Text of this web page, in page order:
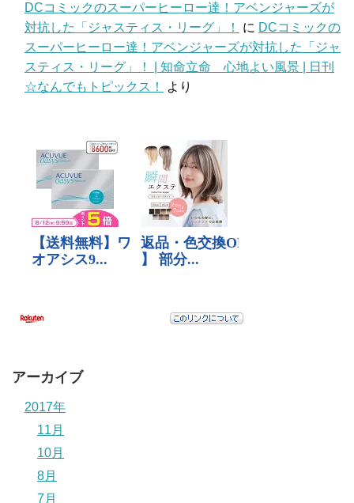
DCコミックのスーパーヒーロー達！アベンジャーズが
対抗した「ジャスティス・リーグ」！
に DCコミックの
スーパーヒーロー達！アベンジャーズが対抗した「ジャ
スティス・リーグ」！ | 知命立命 心地よい風景 | 日刊
☆なんでもトピックス！
より
アーカイブ
2017年
11月
10月
8月
7月